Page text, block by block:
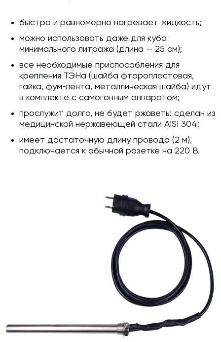
быстро и равномерно нагревает жидкость;
можно использовать даже для куба
минимального литража (длина — 25 см);
все необходимые приспособления для
крепления ТЭНа (шайба фторопластовая,
гайка, фум-лента, металлическая шайба) идут
в комплекте с самогонным аппаратом;
прослужит долго, не будет ржаветь: сделан из
медицинской нержавеющей стали AISI 304;
имеет достаточную длину провода (2 м),
подключается к обычной розетке на 220 В.